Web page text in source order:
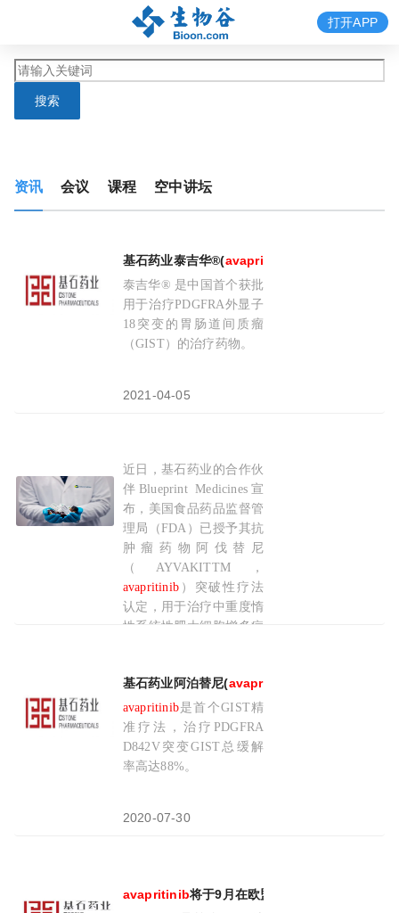
搜索
打开APP
资讯 会议 课程 空中讲坛
基石药业泰吉华®(avapritinib
泰吉华® 是中国首个获批
用于治疗PDGFRA外显子
18突变的胃肠道间质瘤
（GIST）的治疗药物。
2021-04-05
基石药业合作伙伴Blueprint Medicines获得美
近日，基石药业的合作伙
伴Blueprint Medicines宣
布，美国食品药品监督管
理局（FDA）已授予其抗
肿瘤药物阿伐替尼
（AYVAKITTM，
avapritinib ）突破性疗法
认定，用于治疗中重度惰
性系统性肥大细胞增多症
公司开发的一款强效、高
选择性口服KIT和
PDGFRA抑制剂。2018年
2021-01-13
基石药业阿泊替尼(avapritinib
avapritinib是首个GIST精
准疗法，治疗PDGFRA
D842V突变GIST总缓解
率高达88%。
2020-07-30
avapritinib将于9月在欧盟获批，基石药业已提